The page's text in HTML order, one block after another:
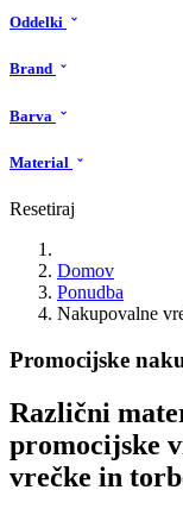
Oddelki
Brand
Barva
Material
Resetiraj
Domov
Ponudba
Nakupovalne
Promocijske
Različni
promocijske
vrečke in